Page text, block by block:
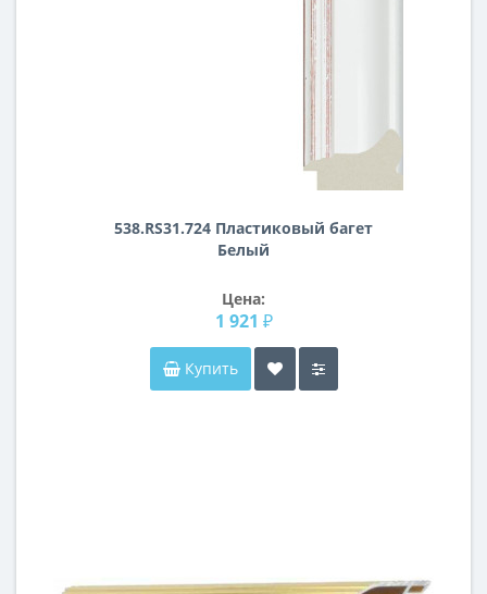
538.RS31.724 Пластиковый багет
Белый
Цена:
1 921 ₽
Купить